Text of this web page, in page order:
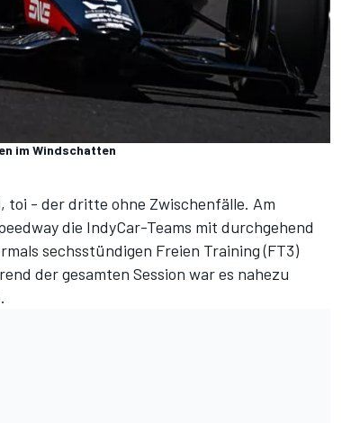
im Windschatten
- der dritte ohne Zwischenfälle. Am
die IndyCar-Teams mit durchgehend
sechsstündigen Freien Training (FT3)
der gesamten Session war es nahezu